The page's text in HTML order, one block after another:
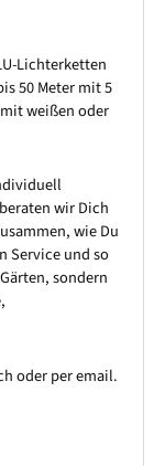
Lichterketten
50 Meter mit 5
weißen oder
wir Dich
wie Du
Service und so
sondern
oder per email.